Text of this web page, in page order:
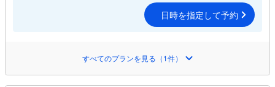
日時を指定して予約
すべてのプランを見る（1件）